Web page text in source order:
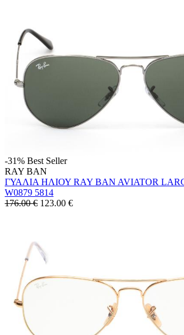
-31% Best Seller
RAY BAN
ΓΥΑΛΙΑ ΗΛΙΟΥ RAY BAN AVIATOR
W0879 5814
176.00 € 123.00 €